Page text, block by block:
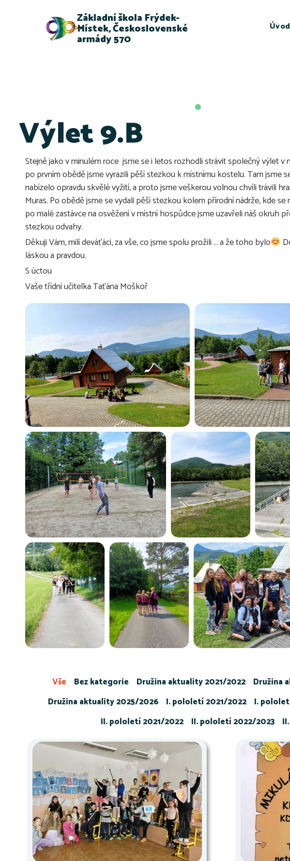
Základní škola Frýdek-
Místek, Československé
armády 570
Úvod
Výlet 9.B
Stejně jako v minulém roce jsme se i letos rozhodli strávit společný výlet
po prvním obědě jsme vyrazili pěší stezkou k místnímu kostelu. Tam
nabízelo opravdu skvělé vyžití, a proto jsme veškerou volnou chvíli trávili
Muras. Po obědě jsme se vydali pěší stezkou kolem přírodní nádrže, kde
po malé zastávce na osvěžení v místní hospůdce jsme uzavřeli náš okruh
stezkou odvahy.
Děkuji Vám, milí deváťáci, za vše, co jsme spolu prožili … a že toho bylo
láskou a pravdou.
S úctou
Vaše třídní učitelka Taťána Moškoř
Bez kategorie Družina aktuality 2021/2022 Družina
Družina aktuality 2025/2026
I. pololetí 2021/2022 I.
II. pololetí 2021/2022
II. pololetí 2022/2023
Vše